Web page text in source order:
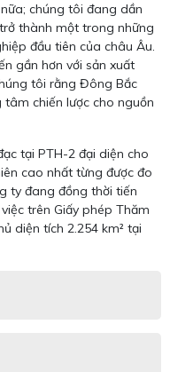
chúng tôi đang dần
thành một trong những
đầu tiên của châu Âu.
gần hơn với sản xuất
tôi rằng Đông Bắc
chiến lược cho nguồn
tại PTH-2 đại diện cho
cao nhất từng được đo
ty đang đồng thời tiến
trên Giấy phép Thăm
diện tích 2.254 km² tại